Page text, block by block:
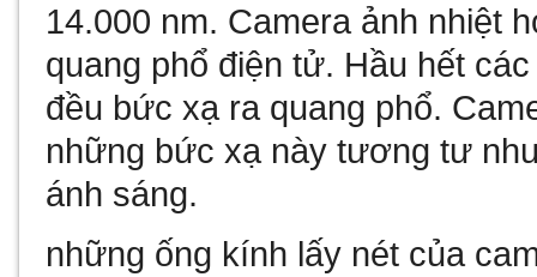
14.000 nm. Camera ảnh nhiệt
quang phổ điện tử. Hầu hết
đều bức xạ ra quang phổ.
những bức xạ này tương tư
ánh sáng.
những ống kính lấy nét của